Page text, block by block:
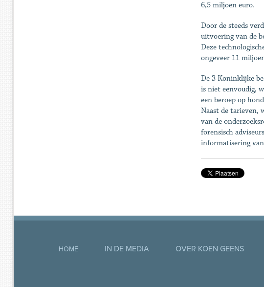
6,5 miljoen euro.
Door de steeds
uitvoering van de
Deze
ongeveer 11
De 3 Koninklijke
is niet eenvoudig,
een beroep op
Naast de tarieven,
van de
forensisch
informatisering van
HOME IN DE MEDIA OVER KOEN GEENS